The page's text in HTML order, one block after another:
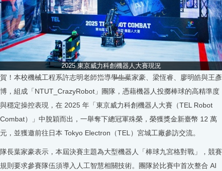
2025 東京威力科創機器人大賽現況
賀！本校機械工程系許志明老師指導學生葉家豪、梁恆睿、廖明皓與王彥
博，組成「NTUT_CrazyRobot」團隊，憑藉機器人投擲棒球的高精準度
與穩定操控表現，在 2025 年「東京威力科創機器人大賽（TEL Robot
Combat）」中脫穎而出，一舉奪下總冠軍殊榮，榮獲獎金新臺幣 12 萬
元，並獲邀前往日本 Tokyo Electron（TEL）宮城工廠參訪交流。
隊長葉家豪表示，本屆決賽主題為大型機器人「棒球九宮格對戰」，競賽
規則要求參賽隊伍須導入人工智慧相關技術。團隊於比賽中首次整合 AI